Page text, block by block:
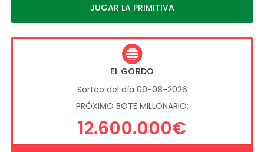
JUGAR LA PRIMITIVA
EL GORDO
Sorteo del día 09-08-2026
PRÓXIMO BOTE MILLONARIO:
12.600.000€